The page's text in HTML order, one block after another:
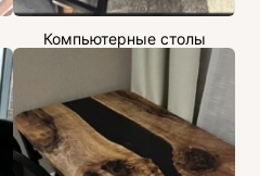
Компьютерные столы